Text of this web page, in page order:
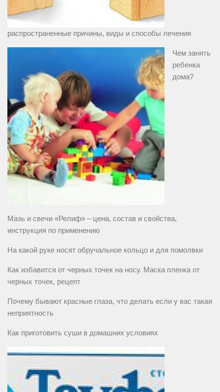
распространенные причины, виды и способы лечения
Чем занять
ребенка
дома?
Мазь и свечи «Релиф» – цена, состав и свойства,
инструкция по применению
На какой руке носят обручальное кольцо и для помолвки
Как избавится от черных точек на носу. Маска пленка от
черных точек, рецепт
Почему бывают красные глаза, что делать если у вас такая
неприятность
Как приготовить суши в домашних условиях